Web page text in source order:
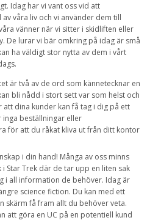
Idag har vi vant oss vid att
våra liv och vi använder dem till
vänner när vi sitter i skidliften eller
De lurar vi bär omkring på idag är små
ha väldigt stor nytta av dem i vårt
är två av de ord som kännetecknar en
bli nådd i stort sett var som helst och
att dina kunder kan få tag i dig på ett
inga beställningar eller
för att du råkat kliva ut från ditt kontor
i din hand! Många av oss minns
i Star Trek där de tar upp en liten sak
i all information de behöver. Idag är
science fiction. Du kan med ett
skärm få fram allt du behöver veta.
att göra en UC på en potentiell kund